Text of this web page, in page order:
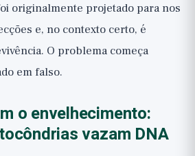
originalmente projetado para nos
e, no contexto certo, é
O problema começa
em falso.
o envelhecimento:
vazam DNA